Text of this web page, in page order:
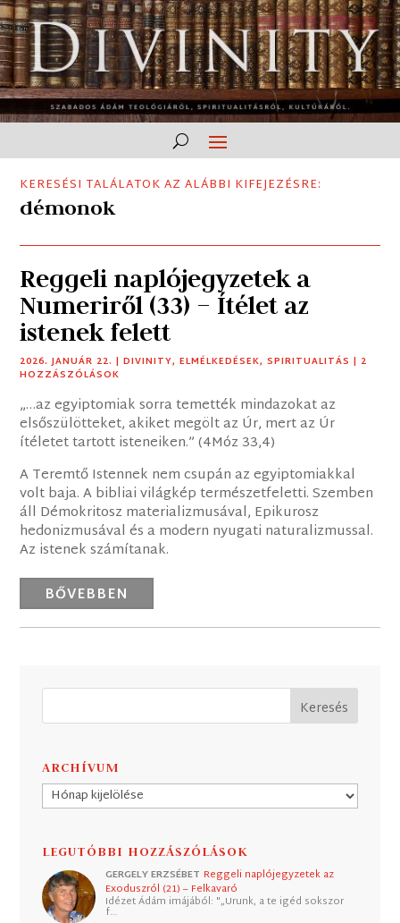
KERESÉSI TALÁLATOK AZ ALÁBBI KIFEJEZÉSRE:
démonok
Reggeli naplójegyzetek a
Numeriről (33) – Ítélet az
istenek felett
2026. JANUÁR 22. |DIVINITY,ELMÉLKEDÉSEK,SPIRITUALITÁS | 2
HOZZÁSZÓLÁSOK
„…az egyiptomiak sorra temették mindazokat az
elsőszülötteket, akiket megölt az Úr, mert az Úr
ítéletet tartott isteneiken.” (4Móz 33,4)
A Teremtő Istennek nem csupán az egyiptomiakkal
volt baja. A bibliai világkép természetfeletti. Szemben
áll Démokritosz materializmusával, Epikurosz
hedonizmusával és a modern nyugati naturalizmussal.
Az istenek számítanak.
BŐVEBBEN
ARCHÍVUM
Archívum
LEGUTÓBBI HOZZÁSZÓLÁSOK
GERGELY ERZSÉBET Reggeli naplójegyzetek az
Exoduszról (21) – Felkavaró
Idézet Ádám imájából: "„Urunk, a te igéd sokszor
f…